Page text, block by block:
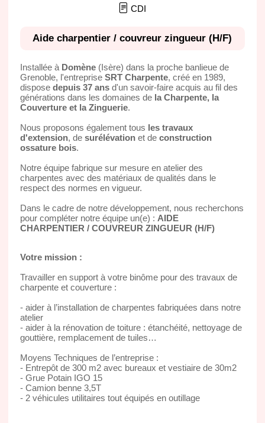
CDI
Aide charpentier / couvreur zingueur (H/F)
Installée à Domène(Isère) dans la proche banlieue de
Grenoble, l'entreprise SRT Charpente, créé en 1989,
dispose depuis 37 ansd'un savoir-faire acquis au fil des
générations dans les domaines de la Charpente, la
Couverture et la Zinguerie.
Nous proposons également tous les travaux
d'extension, de surélévationet de construction
ossature bois.
Notre équipe fabrique sur mesure en atelier des
charpentes avec des matériaux de qualités dans le
respect des normes en vigueur.
Dans le cadre de notre développement, nous recherchons
pour compléter notre équipe un(e) : AIDE
CHARPENTIER / COUVREUR ZINGUEUR (H/F)
Votre mission :
Travailler en support à votre binôme pour des travaux de
charpente et couverture :
- aider à l’installation de charpentes fabriquées dans notre
atelier
- aider à la rénovation de toiture : étanchéité, nettoyage de
gouttière, remplacement de tuiles…
Moyens Techniques de l’entreprise :
- Entrepôt de 300 m2 avec bureaux et vestiaire de 30m2
- Grue Potain IGO 15
- Camion benne 3,5T
- 2 véhicules utilitaires tout équipés en outillage